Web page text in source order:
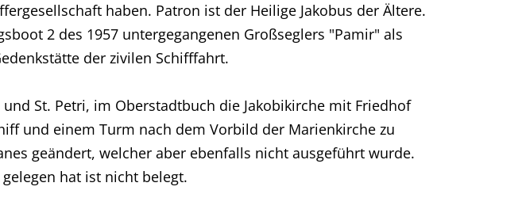
haben. Patron ist der Heilige Jakobus der Ältere.
2 des 1957 untergegangenen Großseglers "Pamir" als
der zivilen Schifffahrt.
St. Petri, im Oberstadtbuch die Jakobikirche mit Friedhof
und einem Turm nach dem Vorbild der Marienkirche zu
geändert, welcher aber ebenfalls nicht ausgeführt wurde.
hat ist nicht belegt.